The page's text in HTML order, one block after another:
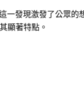
一發現激發了公眾的
顯著特點。